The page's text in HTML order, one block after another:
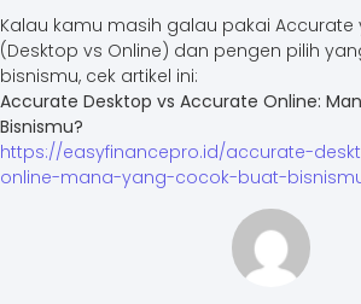
Kalau kamu masih galau pakai
(Desktop vs Online) dan pengen pilih
bisnismu, cek artikel ini:
Accurate Desktop vs Accurate Online:
Bisnismu?
https://easyfinancepro.id/accurate-
online-mana-yang-cocok-buat-